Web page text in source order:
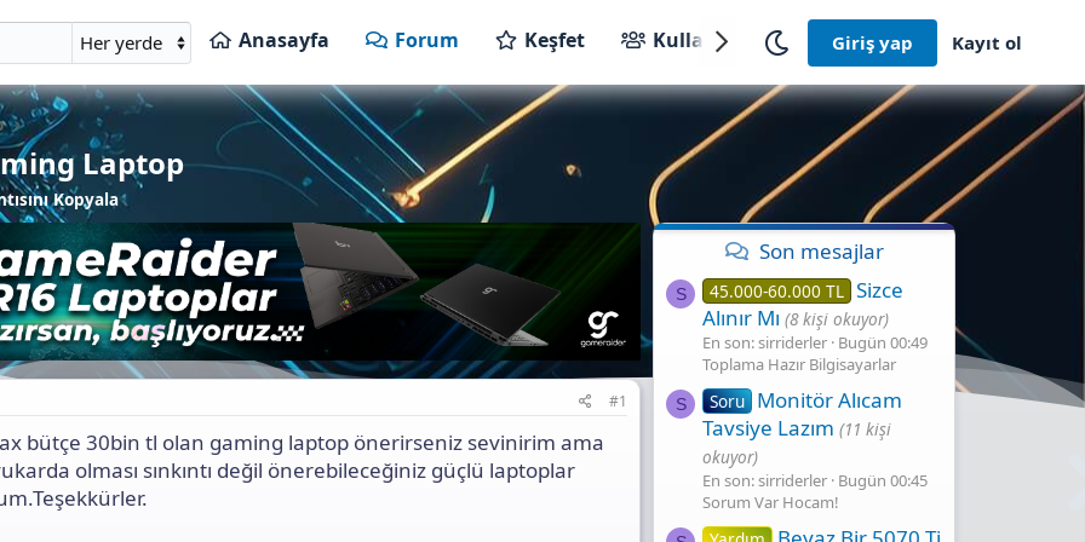
Anasayfa Forum Keşfet Kullanıcılar Giriş yap Kayıt ol
Laptop
Kopyala
#1
bütçe 30bin tl olan gaming laptop önerirseniz sevinirim ama
olması sınkıntı değil önerebileceğiniz güçlü laptoplar
Son mesajlar
S 45.000-60.000 TL Sizce
Alınır Mı (8 kişi okuyor)
En son: sirriderler Bugün 00:49
Toplama Hazır Bilgisayarlar
S Soru Monitör Alıcam
Tavsiye Lazım (11 kişi
okuyor)
En son: sirriderler Bugün 00:45
Sorum Var Hocam!